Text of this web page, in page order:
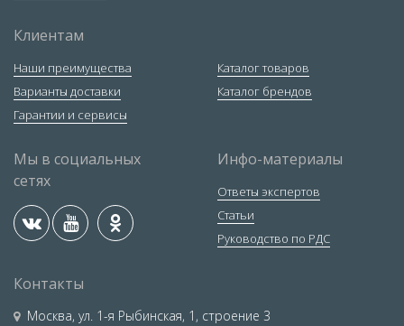
Клиентам
Наши преимущества
Варианты доставки
Гарантии и сервисы
Каталог товаров
Каталог брендов
Мы в социальных
сетях
Инфо-материалы
Ответы экспертов
Статьи
Руководство по РДС
Контакты
Москва, ул. 1-я Рыбинская, 1, строение 3